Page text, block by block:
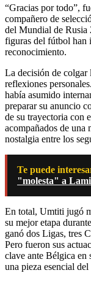
“Gracias por todo”,
compañero de
del Mundial de Rusia
figuras del fútbol han
reconocimiento.
La decisión de colgar
reflexiones
había asumido
preparar su anuncio
de su trayectoria con
acompañados de una
nostalgia entre los
Te puede
"molesta" a
En total, Umtiti jugó
su mejor etapa
ganó dos Ligas, tres
Pero fueron sus
clave ante Bélgica en
una pieza esencial